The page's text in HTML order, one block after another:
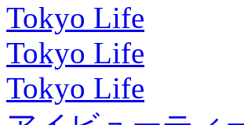
Tokyo Life
Tokyo Life
Tokyo Life